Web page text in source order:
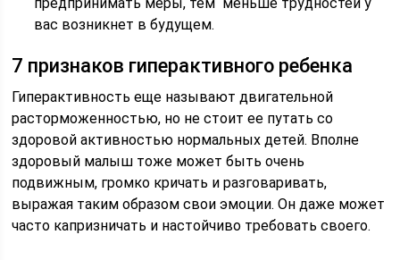
вас возникнет в будущем.
7 признаков гиперактивного ребенка
Гиперактивность еще называют двигательной
расторможенностью, но не стоит ее путать со
здоровой активностью нормальных детей. Вполне
здоровый малыш тоже может быть очень
подвижным, громко кричать и разговаривать,
выражая таким образом свои эмоции. Он даже может
часто капризничать и настойчиво требовать своего.